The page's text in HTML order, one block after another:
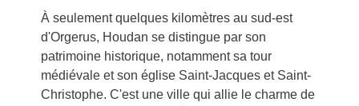
À seulement quelques kilomètres au sud-est
d'Orgerus, Houdan se distingue par son
patrimoine historique, notamment sa tour
médiévale et son église Saint-Jacques et Saint-
Christophe. C'est une ville qui allie le charme de